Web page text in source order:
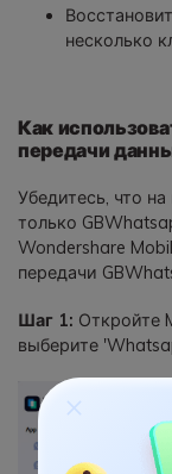
несколько
Как
передачи
Убедитесь, что
только
Wondershare
передачи
Шаг 1: Откройте
выберите